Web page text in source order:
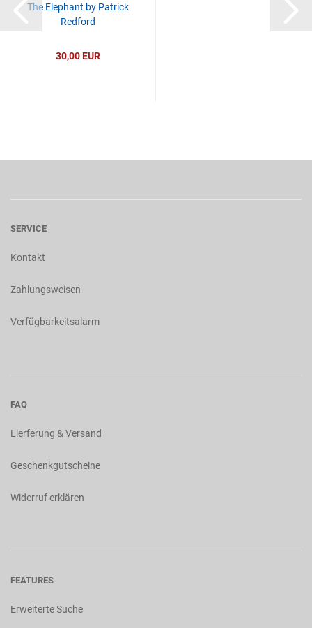
The Elephant by Patrick
Redford
30,00 EUR
SERVICE
Kontakt
Zahlungsweisen
Verfügbarkeitsalarm
FAQ
Lierferung & Versand
Geschenkgutscheine
Widerruf erklären
FEATURES
Erweiterte Suche